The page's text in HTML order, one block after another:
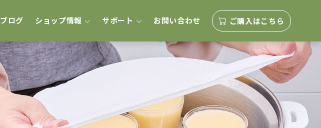
ブログ ショップ情報 サポート お問い合わせ ご購入はこちら